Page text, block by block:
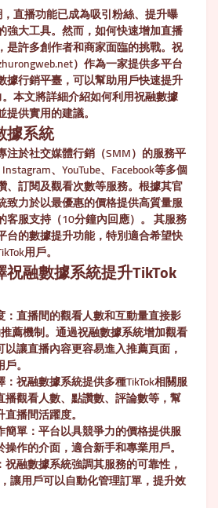
直播功能已成為吸引粉絲、提升曝
強大工具。然而，如何快速增加直播
是許多創作者和商家面臨的挑戰。祝
）作為一家提供多平台
據行銷平臺，可以幫助用戶快速提升
本文將詳細介紹如何利用祝融數據
供實用的建議。
據系統
注於社交媒體行銷（SMM）的服務平
、YouTube、Facebook等多個
、訂閱及觀看次數等服務。根據其官
致力於以最優惠的價格提供高質量服
客服支持（10分鐘內回應）。 其服務
台的數據提升功能，特別適合希望快
用戶。
融數據系統提升TikTok
：直播間的觀看人數和互動量直接影
薦機制。通過祝融數據系統增加觀看
讓直播內容更容易進入推薦頁面，
。
：祝融數據系統提供多種TikTok相關服
播觀看人數、點讚數、評論數等，幫
播間活躍度。
簡單 ：平台以具競爭力的價格提供服
作的介面，適合新手和專業用戶。
：祝融數據系統強調其服務的可靠性，
讓用戶可以自動化管理訂單，提升效